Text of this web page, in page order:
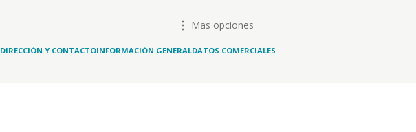
Mas opciones
DIRECCIÓN Y CONTACTOINFORMACIÓN GENERALDATOS COMERCIALES